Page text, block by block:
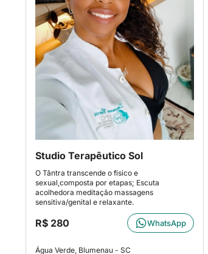
Studio Terapêutico Sol
O Tântra transcende o físico e
sexual,composta por etapas; Escuta
acolhedora meditação massagens
sensitiva/genital e relaxante.
R$ 280 WhatsApp
Água Verde, Blumenau - SC